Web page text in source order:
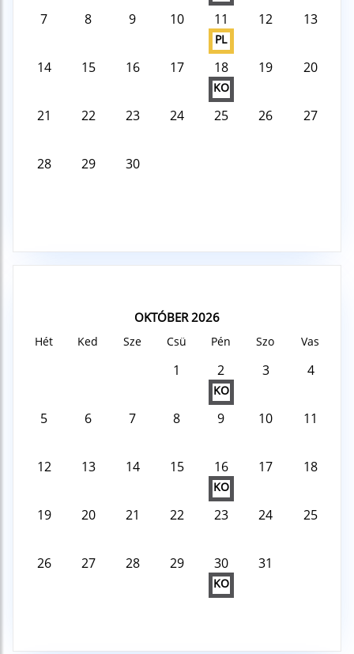
7 8 9 10 11
PL
12 13
14 15 16 17 18
KO
19 20
21 22 23 24 25 26 27
28 29 30
OKTÓBER 2026
Hét Ked Sze Csü Pén Szo Vas
1 2
KO
3 4
5 6 7 8 9 10 11
12 13 14 15 16
KO
17 18
19 20 21 22 23 24 25
26 27 28 29 30
KO
31